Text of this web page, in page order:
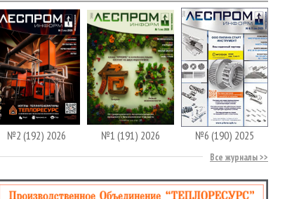
№2 (192) 2026 №1 (191) 2026 №6 (190) 2025
Все журналы